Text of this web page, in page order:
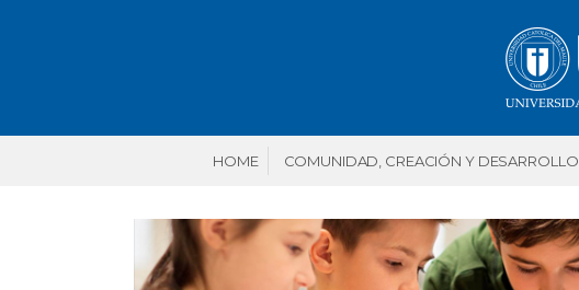
HOME COMUNIDAD, CREACIÓN Y DESARROLLO